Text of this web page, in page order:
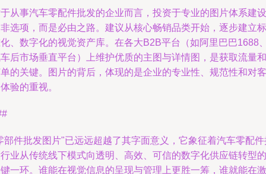
从事汽车零配件批发的企业而言，投资于专业的图片体系建设
选项，而是必由之路。建议从核心畅销品类开始，逐步建立标
、数字化的视觉资产库。在各大B2B平台（如阿里巴巴1688
后市场垂直平台）上维护优质的主图与详情图，是获取流量和
的关键。图片的背后，体现的是企业的专业性、规范性和对客
验的重视。
部件批发图片"已远远超越了其字面意义，它象征着汽车零配件
业从传统线下模式向透明、高效、可信的数字化供应链转型的
一环。谁能在视觉信息的呈现与管理上更胜一筹，谁就能在激